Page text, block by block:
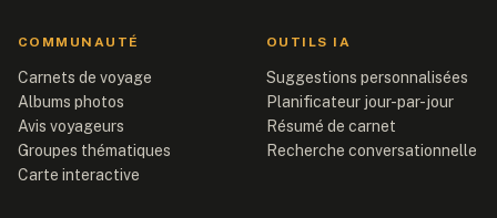
COMMUNAUTÉ
Carnets de voyage
Albums photos
Avis voyageurs
Groupes thématiques
Carte interactive
OUTILS IA
Suggestions personnalisées
Planificateur jour-par-jour
Résumé de carnet
Recherche conversationnelle